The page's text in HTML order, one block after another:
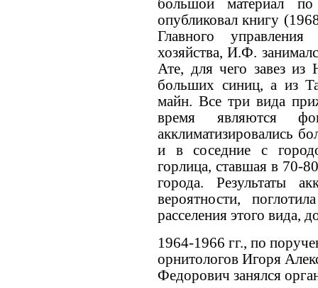
большой материал
опубликовал книгу
Главного
хозяйства, И.Ф.
Ате, для чего завез из
больших синиц, а из
майн. Все три вида
время являются
акклиматизировались
и в соседние с
горлица, ставшая в 70-
города. Результаты
вероятности,
расселения этого вида,
1964-1966 гг., по
орнитологов Игоря
Федорович занялся